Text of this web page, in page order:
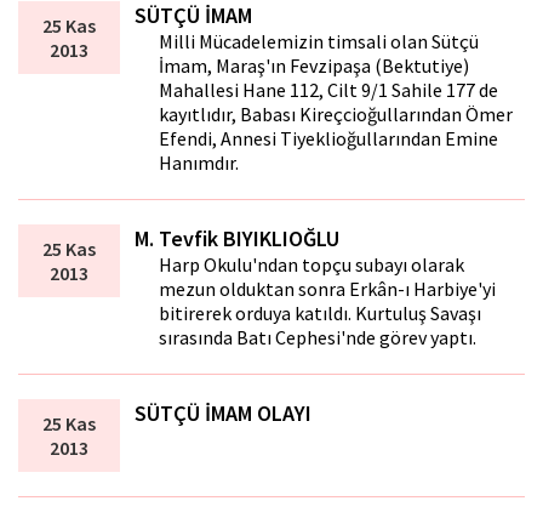
25 Kas
2013
SÜTÇÜ İMAM
Milli Mücadelemizin timsali olan Sütçü
İmam, Maraş'ın Fevzipaşa (Bektutiye)
Mahallesi Hane 112, Cilt 9/1 Sahile 177 de
kayıtlıdır, Babası Kireçcioğullarından Ömer
Efendi, Annesi Tiyeklioğullarından Emine
Hanımdır.
25 Kas
2013
M. Tevfik BIYIKLIOĞLU
Harp Okulu'ndan topçu subayı olarak
mezun olduktan sonra Erkân-ı Harbiye'yi
bitirerek orduya katıldı. Kurtuluş Savaşı
sırasında Batı Cephesi'nde görev yaptı.
25 Kas
2013
SÜTÇÜ İMAM OLAYI